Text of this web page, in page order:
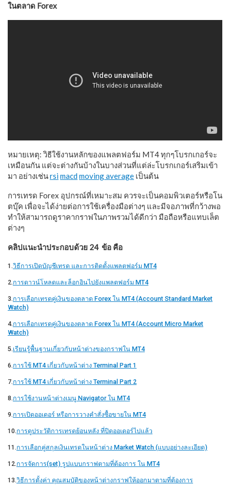
ในตลาด Forex
หมายเหตุ: วิธีใช้งานหลักของแพลตฟอร์ม MT4 ทุกๆโบรกเกอร์จะ
เหมือนกัน แต่จะต่างกันบ้างในบางส่วนที่แต่ล่ะโบรกเกอร์เสริมเข้า
มา อย่างเช่นrsimacdmoving average เป็นต้น
การเทรด Forex อุปกรณ์ที่เหมาะสม ควรจะเป็นคอมพิวเตอร์หรือโน
ตบุ๊ค เพื่อจะได้ง่ายต่อการใช้เครื่องมือต่างๆ และมีจอภาพที่กว้างพอ
ทำให้สามารถดูราคากราฟในภาพรวมได้ดีกว่า มือถือหรือแทบเล็ต
ต่างๆ
คลิปแนะนำประกอบด้วย 24 ข้อ คือ
1.วิธีการเปิดบัญชีเทรด และการติดตั้งแพลตฟอร์ม MT4
2.การดาวน์โหลดและล็อกอินไปยังแพลตฟอร์ม MT4
3.การเลือกเทรดคู่เงินของตลาด Forex ใน MT4 (Account Standard Market
Watch)
4.การเลือกเทรดคู่เงินของตลาด Forex ใน MT4 (Account Micro Market
Watch)
5.เรียนรู้พื้นฐานเกี่ยวกับหน้าต่างของกราฟใน MT4
6.การใช้ MT4 เกี่ยวกับหน้าต่าง Terminal Part 1
7.การใช้ MT4 เกี่ยวกับหน้าต่าง Terminal Part 2
8.การใช้งานหน้าต่างเมนู Navigator ใน MT4
9.การเปิดออเดอร์ หรือการวางคำสั่งซื้อขายใน MT4
10.การดูประวัติการเทรดย้อนหลัง ที่ปิดออเดอร์ไปแล้ว
11.การเลือกคู่สกุลเงินเทรดในหน้าต่าง Market Watch (แบบอย่างละเอียด)
12.การจัดการ(set) รูปแบบกราฟตามที่ต้องการ ใน MT4
13.วิธีการตั้งค่า คุณสมบัติของหน้าต่างกราฟให้ออกมาตามที่ต้องการ